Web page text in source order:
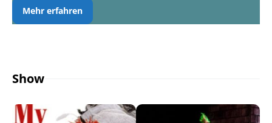
Mehr erfahren
Show